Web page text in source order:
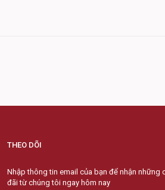
THEO DÕI
Nhập thông tin email của bạn để nhận những
đãi từ chúng tôi ngay hôm nay